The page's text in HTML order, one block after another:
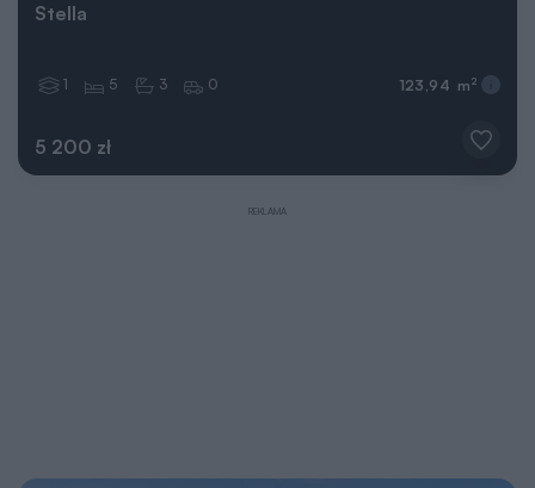
Stella
5 200 zł
1 5 3 0 123,94 m 2
REKLAMA